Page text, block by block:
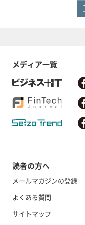
メディア一覧
読者の方へ
メールマガジンの登録
よくある質問
サイトマップ